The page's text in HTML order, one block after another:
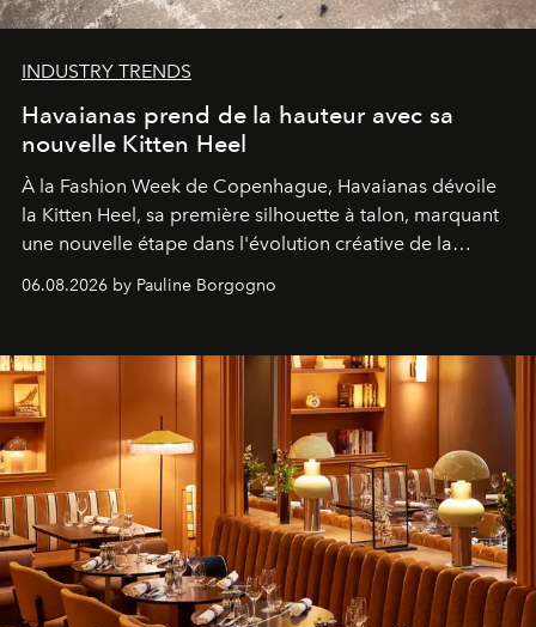
INDUSTRY TRENDS
Havaianas prend de la hauteur avec sa
nouvelle Kitten Heel
À la Fashion Week de Copenhague, Havaianas dévoile
la Kitten Heel, sa première silhouette à talon, marquant
une nouvelle étape dans l'évolution créative de la
06.08.2026 by Pauline Borgogno